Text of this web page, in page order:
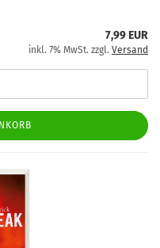
7,99 EUR
inkl. 7% MwSt. zzgl. Versand